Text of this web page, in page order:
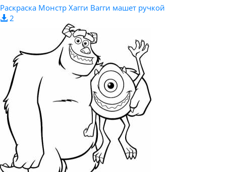
Раскраска Монстр Хагги Вагги машет ручкой
2